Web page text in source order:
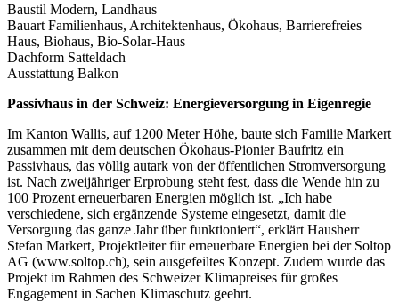
Baustil Modern, Landhaus
Bauart Familienhaus, Architektenhaus, Ökohaus, Barrierefreies
Haus, Biohaus, Bio-Solar-Haus
Dachform Satteldach
Ausstattung Balkon
Passivhaus in der Schweiz: Energieversorgung in Eigenregie
Im Kanton Wallis, auf 1200 Meter Höhe, baute sich Familie Markert
zusammen mit dem deutschen Ökohaus-Pionier Baufritz ein
Passivhaus, das völlig autark von der öffentlichen Stromversorgung
ist. Nach zweijähriger Erprobung steht fest, dass die Wende hin zu
100 Prozent erneuerbaren Energien möglich ist. „Ich habe
verschiedene, sich ergänzende Systeme eingesetzt, damit die
Versorgung das ganze Jahr über funktioniert“, erklärt Hausherr
Stefan Markert, Projektleiter für erneuerbare Energien bei der Soltop
AG (www.soltop.ch), sein ausgefeiltes Konzept. Zudem wurde das
Projekt im Rahmen des Schweizer Klimapreises für großes
Engagement in Sachen Klimaschutz geehrt.